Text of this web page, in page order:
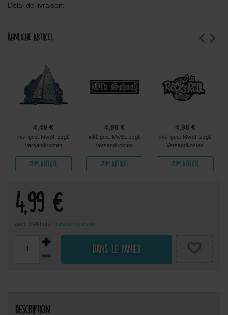
Délai de livraison:
Ähnliche Artikel
4,49 €
inkl. ges. MwSt. zzgl.
Versandkosten
Zum Artikel
4,98 €
inkl. ges. MwSt. zzgl.
Versandkosten
Zum Artikel
4,98 €
inkl. ges. MwSt. zzgl.
Versandkosten
Zum Artikel
4,99 €
avec TVA hors Frais de livraison
Dans le panier
Description